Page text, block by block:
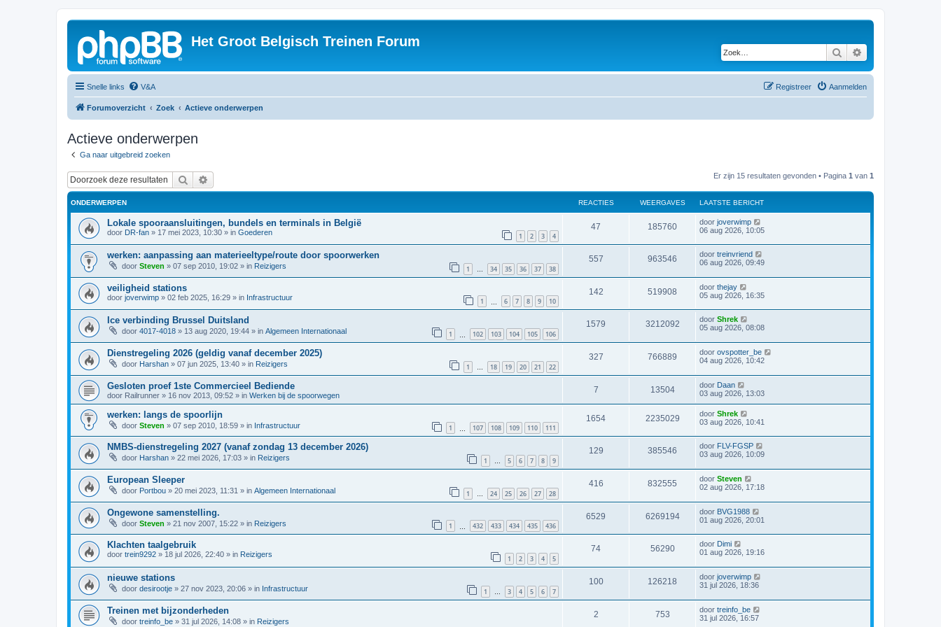
Het Groot Belgisch Treinen Forum
Zoek
Snelle links V&A Aanmelden
Registreer
Forumoverzicht Zoek Actieve onderwerpen
Actieve onderwerpen
Ga naar uitgebreid zoeken
Zoek Er zijn 15 resultaten gevonden • Pagina 1 van 1
ONDERWERPEN REACTIES WEERGAVES LAATSTE BERICHT
Lokale spooraansluitingen, bundels en terminals in België
door DR-fan » 17 mei 2023, 10:30 » in Goederen 1 2 3 4
47 185760 door joverwimp
06 aug 2026, 10:05
werken: aanpassing aan materieeltype/route door spoorwerken
door Steven » 07 sep 2010, 19:02 » in Reizigers 1 … 34 35 36 37 38
557 963546 door treinvriend
06 aug 2026, 09:49
veiligheid stations
door joverwimp » 02 feb 2025, 16:29 » in Infrastructuur 1 6 7 8 9 10
142 519908 door thejay
05 aug 2026, 16:35
Ice verbinding Brussel Duitsland
door 4017-4018 » 13 aug 2020, 19:44 » in Algemeen Internationaal 1 102 103 104 105 106
1579 3212092 door Shrek
05 aug 2026, 08:08
Dienstregeling 2026 (geldig vanaf december 2025)
door Harshan » 07 jun 2025, 13:40 » in Reizigers 1 … 18 19 20 21 22
327 766889 door ovspotter_be
04 aug 2026, 10:42
Gesloten proef 1ste Commercieel Bediende
door Railrunner » 16 nov 2013, 09:52 » in Werken bij de spoorwegen
7 13504 door Daan
03 aug 2026, 13:03
werken: langs de spoorlijn
door Steven » 07 sep 2010, 18:59 » in Infrastructuur 1 107 108 109 110 111
1654 2235029 door Shrek
03 aug 2026, 10:41
NMBS-dienstregeling 2027 (vanaf zondag 13 december 2026)
door Harshan » 22 mei 2026, 17:03 » in Reizigers 1 … 5 6 7 8 9
129 385546 door FLV-FGSP
03 aug 2026, 10:09
European Sleeper
door Portbou » 20 mei 2023, 11:31 » in Algemeen Internationaal 1 … 24 25 26 27 28
416 832555 door Steven
02 aug 2026, 17:18
Ongewone samenstelling.
door Steven » 21 nov 2007, 15:22 » in Reizigers 1 432 433 434 435 436
6529 6269194 door BVG1988
01 aug 2026, 20:01
Klachten taalgebruik
door trein9292 » 18 jul 2026, 22:40 » in Reizigers 1 2 3 4 5
74 56290 door Dimi
01 aug 2026, 19:16
nieuwe stations
door desirootje » 27 nov 2023, 20:06 » in Infrastructuur 1 … 3 4 5 6 7
100 126218 door joverwimp
31 jul 2026, 18:36
Treinen met bijzonderheden
door treinfo_be » 31 jul 2026, 14:08 » in Reizigers
2 753 door treinfo_be
31 jul 2026, 16:57